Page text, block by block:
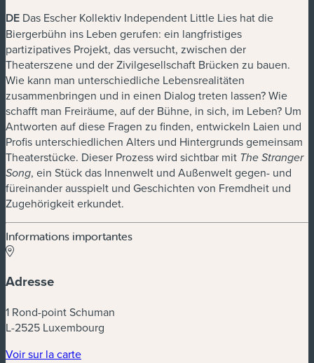
DE Das Escher Kollektiv Independent Little Lies hat die
Biergerbühn ins Leben gerufen: ein langfristiges
partizipatives Projekt, das versucht, zwischen der
Theaterszene und der Zivilgesellschaft Brücken zu bauen.
Wie kann man unterschiedliche Lebensrealitäten
zusammenbringen und in einen Dialog treten lassen? Wie
schafft man Freiräume, auf der Bühne, in sich, im Leben? Um
Antworten auf diese Fragen zu finden, entwickeln Laien und
Profis unterschiedlichen Alters und Hintergrunds gemeinsam
Theaterstücke. Dieser Prozess wird sichtbar mit The Stranger
Song, ein Stück das Innenwelt und Außenwelt gegen- und
füreinander ausspielt und Geschichten von Fremdheit und
Zugehörigkeit erkundet.
Informations importantes
Adresse
1 Rond-point Schuman
L-2525 Luxembourg
Voir sur la carte(nouvelle fenêtre)